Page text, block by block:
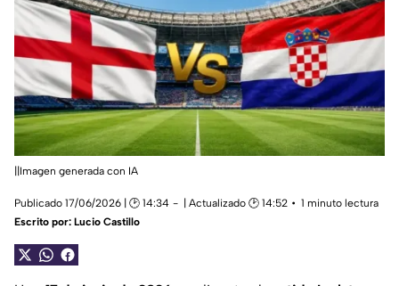
||Imagen generada con IA
Publicado 17/06/2026 | 🕑 14:34 | Actualizado 🕑 14:52
1 minuto lectura
Escrito por: Lucio Castillo